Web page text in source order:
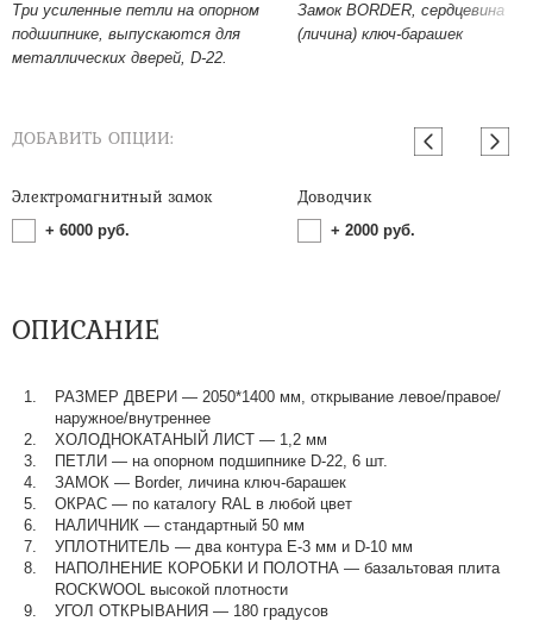
Три усиленные петли на опорном
подшипнике, выпускаются для
металлических дверей, D-22.
Замок BORDER, сердцевина
(личина) ключ-барашек
ДОБАВИТЬ ОПЦИИ:
Электромагнитный замок
+ 6000 руб.
Доводчик
+ 2000 руб.
ОПИСАНИЕ
РАЗМЕР ДВЕРИ — 2050*1400 мм, открывание левое/правое/
наружное/внутреннее
ХОЛОДНОКАТАНЫЙ ЛИСТ — 1,2 мм
ПЕТЛИ — на опорном подшипнике D-22, 6 шт.
ЗАМОК — Border, личина ключ-барашек
ОКРАС — по каталогу RAL в любой цвет​​​​​​​
НАЛИЧНИК — стандартный 50 мм
УПЛОТНИТЕЛЬ — два контура Е-3 мм и D-10 мм
НАПОЛНЕНИЕ КОРОБКИ И ПОЛОТНА — базальтовая плита
ROCKWOOL высокой плотности
УГОЛ ОТКРЫВАНИЯ — 180 градусов